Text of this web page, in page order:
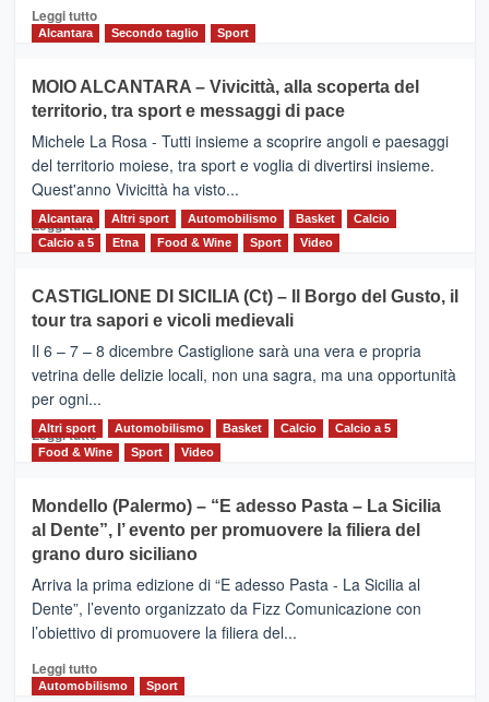
Leggi tuttoLeggi
Torna
la
Supermaratona
dell’Etna
Alcantara Secondo taglio Sport
MOIO ALCANTARA – Vivicittà, alla scoperta del
territorio, tra sport e messaggi di pace
Michele La Rosa - Tutti insieme a scoprire angoli e paesaggi
del territorio moiese, tra sport e voglia di divertirsi insieme.
Quest'anno Vivicittà ha visto...
Leggi tutto Leggi
MOIO
ALCANTARA
–
Vivicittà,
alla
scoperta
del
territorio,
e
messaggi
di
Alcantara Altri sport Automobilismo Basket
Calcio
Calcio a 5
Etna Food & Wine Sport Video
CASTIGLIONE DI SICILIA (Ct) – Il Borgo del Gusto, il
tour tra sapori e vicoli medievali
Il 6 – 7 – 8 dicembre Castiglione sarà una vera e propria
vetrina delle delizie locali, non una sagra, ma una opportunità
per ogni...
Leggi tuttoLeggi
di
CASTIGLIONE
DI
SICILIA
(Ct)
–
Il
Borgo
Gusto,
Altri sport Automobilismo Basket Calcio
Calcio a 5
Food & Wine
Sport Video
Mondello (Palermo) – “E adesso Pasta – La Sicilia
al Dente”, l’ evento per promuovere la filiera del
grano duro siciliano
Arriva la prima edizione di “E adesso Pasta - La Sicilia al
Dente”, l’evento organizzato da Fizz Comunicazione con
l’obiettivo di promuovere la filiera del...
Leggi tuttoLeggi
di
Automobilismo Sport